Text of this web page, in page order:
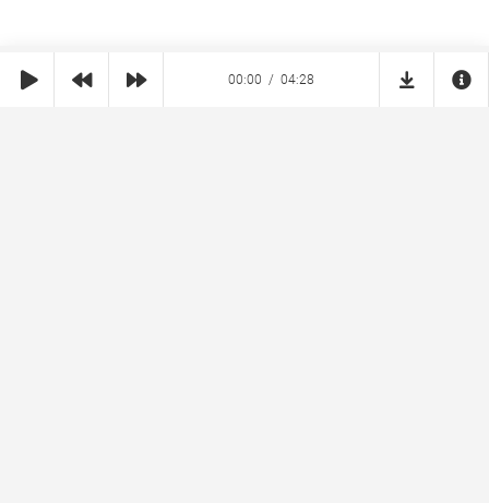
00:00 04:28